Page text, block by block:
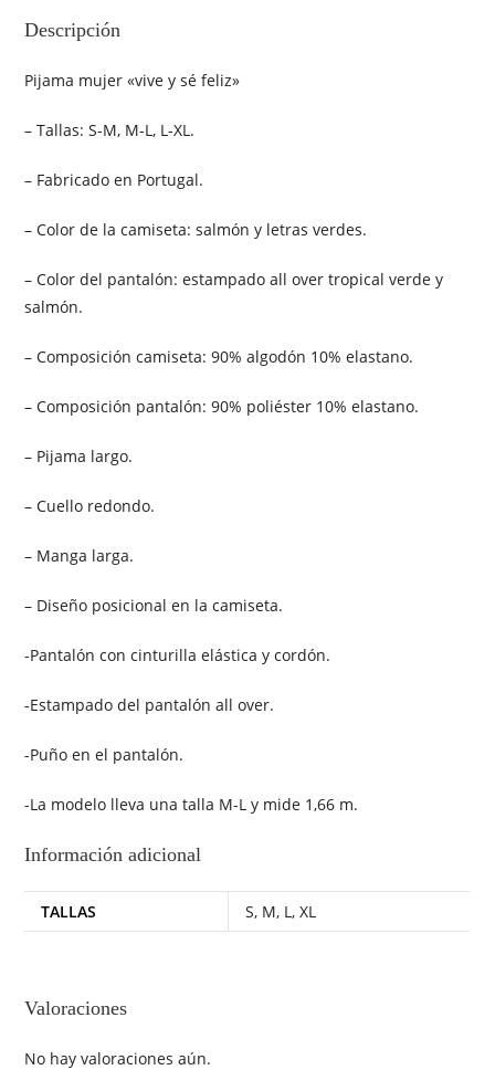
Descripción
Pijama mujer «vive y sé feliz»
– Tallas: S-M, M-L, L-XL.
– Fabricado en Portugal.
– Color de la camiseta: salmón y letras verdes.
– Color del pantalón: estampado all over tropical verde y
salmón.
– Composición camiseta: 90% algodón 10% elastano.
– Composición pantalón: 90% poliéster 10% elastano.
– Pijama largo.
– Cuello redondo.
– Manga larga.
– Diseño posicional en la camiseta.
-Pantalón con cinturilla elástica y cordón.
-Estampado del pantalón all over.
-Puño en el pantalón.
-La modelo lleva una talla M-L y mide 1,66 m.
Información adicional
TALLAS S, M, L, XL
Valoraciones
No hay valoraciones aún.